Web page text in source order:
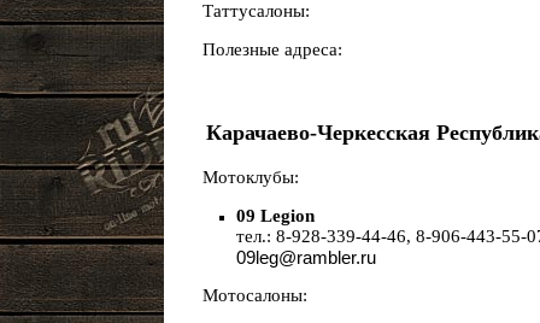
Таттусалоны:
Полезные адреса:
Карачаево-Черкесская
Мотоклубы:
09 Legion
тел.: 8-928-339-44-46, 8-906-443-55-
09leg@rambler.ru
Мотосалоны: